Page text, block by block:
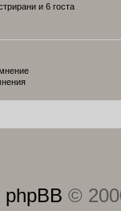
и 6 госта
phpBB ©